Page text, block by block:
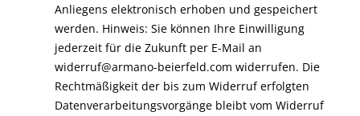
Anliegens elektronisch erhoben und gespeichert
werden. Hinweis: Sie können Ihre Einwilligung
jederzeit für die Zukunft per E-Mail an
widerruf@armano-beierfeld.com widerrufen. Die
Rechtmäßigkeit der bis zum Widerruf erfolgten
Datenverarbeitungsvorgänge bleibt vom Widerruf